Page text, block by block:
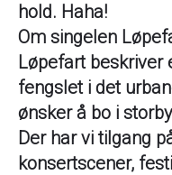
hold. Haha!
Om singelen
Løpefart
fengslet i det
ønsker å bo i
Der har vi tilgang
konsertscener,